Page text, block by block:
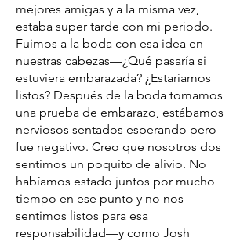
mejores amigas y a la misma vez,
estaba super tarde con mi periodo.
Fuimos a la boda con esa idea en
nuestras cabezas—¿Qué pasaría si
estuviera embarazada? ¿Estaríamos
listos? Después de la boda tomamos
una prueba de embarazo, estábamos
nerviosos sentados esperando pero
fue negativo. Creo que nosotros dos
sentimos un poquito de alivio. No
habíamos estado juntos por mucho
tiempo en ese punto y no nos
sentimos listos para esa
responsabilidad—y como Josh